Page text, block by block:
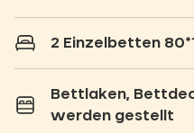
2 Einzelbetten
Bettlaken,
werden gestellt